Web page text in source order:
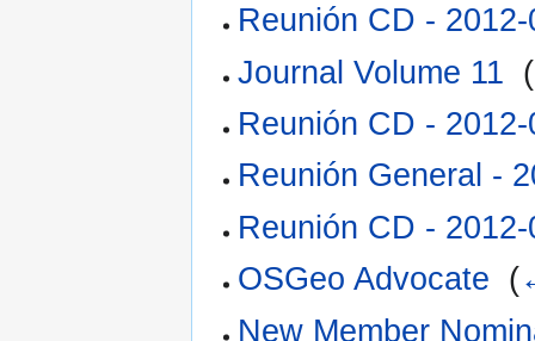
Reunión CD -
Journal Volume 11 (
Reunión CD -
Reunión General -
Reunión CD -
OSGeo Advocate (
New Member